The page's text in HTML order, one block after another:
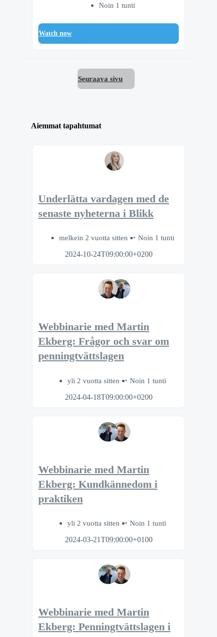
Noin 1 tunti
Watch now
Seuraava sivu
Aiemmat tapahtumat
Underlätta vardagen med de
senaste nyheterna i Blikk
melkein 2 vuotta sitten
Noin 1 tunti
2024-10-24T09:00:00+0200
Webbinarie med Martin
Ekberg: Frågor och svar om
penningtvättslagen
yli 2 vuotta sitten
Noin 1 tunti
2024-04-18T09:00:00+0200
Webbinarie med Martin
Ekberg: Kundkännedom i
praktiken
yli 2 vuotta sitten
Noin 1 tunti
2024-03-21T09:00:00+0100
Webbinarie med Martin
Ekberg: Penningtvättslagen i